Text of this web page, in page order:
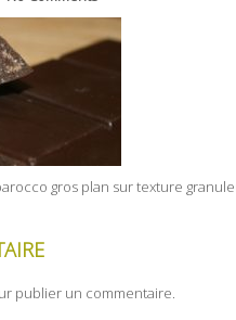
gros plan sur texture
publier un commentaire.